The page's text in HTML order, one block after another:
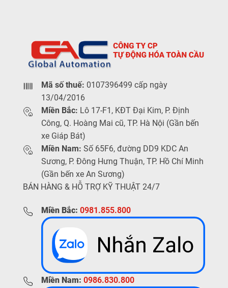
Mã số thuế: 0107396499 cấp ngày
13/04/2016
Miền Bắc: Lô 17-F1, KĐT Đại Kim, P. Định
Công, Q. Hoàng Mai cũ, TP. Hà Nội (Gần bến
xe Giáp Bát)
Miền Nam: Số 65F6, đường DD9 KDC An
Sương, P. Đông Hưng Thuận, TP. Hồ Chí Minh
(Gần bến xe An Sương)
BÁN HÀNG & HỖ TRỢ KỸ THUẬT 24/7
Miền Bắc: 0981.855.800
Miền Nam: 0986.830.800